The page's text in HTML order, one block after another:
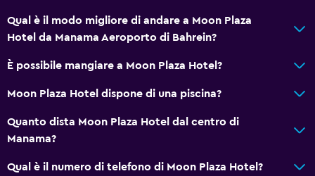
Frigorifero
Il cibo può essere consegnato presso l'alloggio dell'ospite
Navetta aeroporto
Parcheggio gratuito
Media e intrattenimento
Qual è il modo migliore di andare a Moon Plaza
Hotel da Manama Aeroporto di Bahrein?
È possibile mangiare a Moon Plaza Hotel?
Moon Plaza Hotel dispone di una piscina?
Quanto dista Moon Plaza Hotel dal centro di
Manama?
Qual è il numero di telefono di Moon Plaza Hotel?